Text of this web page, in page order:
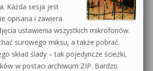
Każda sesja jest
opisana i zawiera
ustawienia wszystkich mikrofonów.
surowego miksu, a także pobrać
skład ślady – tak pojedyncze ścieżki,
w postaci archiwum ZIP. Bardzo